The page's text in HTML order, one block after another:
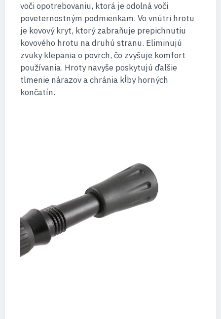
voči opotrebovaniu, ktorá je odolná voči
poveternostným podmienkam. Vo vnútri hrotu
je kovový kryt, ktorý zabraňuje prepichnutiu
kovového hrotu na druhú stranu. Eliminujú
zvuky klepania o povrch, čo zvyšuje komfort
používania. Hroty navyše poskytujú ďalšie
tlmenie nárazov a chránia kĺby horných
končatín.